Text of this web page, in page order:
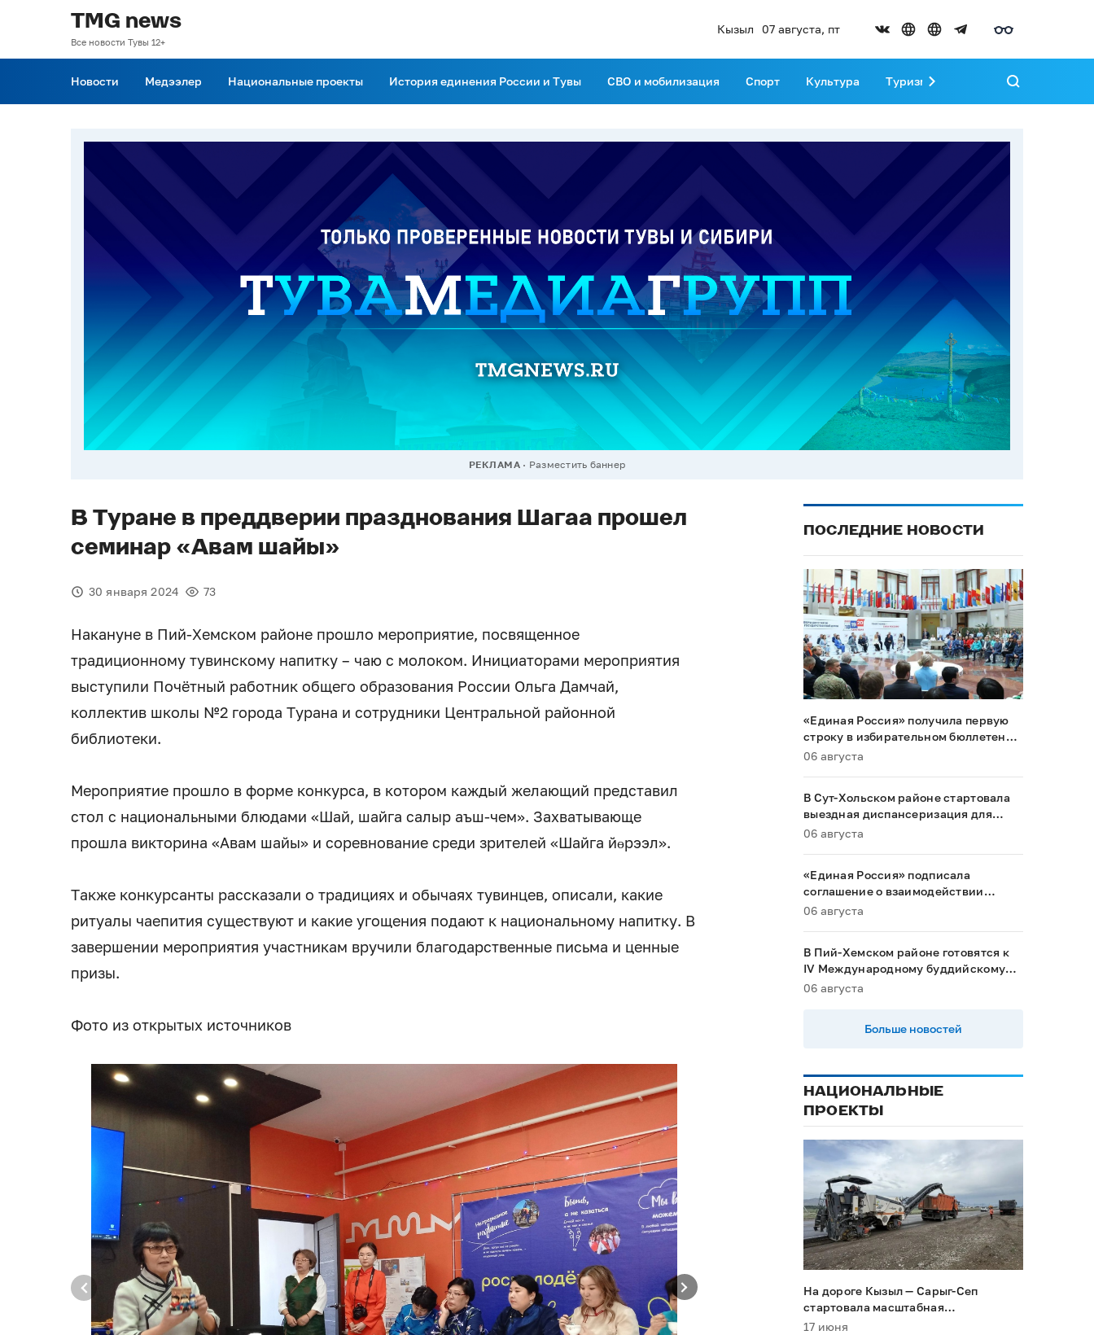
TMG news
Все новости Тувы 12+
Кызыл 07 августа, пт
Новости Медээлер Национальные проекты История единения России и Тувы СВО и мобилизация Спорт Культура Туризм Развитие Тувы
РЕКЛАМА Разместить баннер
В Туране в преддверии празднования Шагаа прошел
семинар «Авам шайы»
30 января 2024 73
Накануне в Пий-Хемском районе прошло мероприятие, посвященное
традиционному тувинскому напитку – чаю с молоком. Инициаторами мероприятия
выступили Почётный работник общего образования России Ольга Дамчай,
коллектив школы №2 города Турана и сотрудники Центральной районной
библиотеки.
Мероприятие прошло в форме конкурса, в котором каждый желающий представил
стол с национальными блюдами «Шай, шайга салыр аъш-чем». Захватывающе
прошла викторина «Авам шайы» и соревнование среди зрителей «Шайга йөрээл».
Также конкурсанты рассказали о традициях и обычаях тувинцев, описали, какие
ритуалы чаепития существуют и какие угощения подают к национальному напитку. В
завершении мероприятия участникам вручили благодарственные письма и ценные
призы.
Фото из открытых источников
ПОСЛЕДНИЕ НОВОСТИ
«Единая Россия» получила первую
строку в избирательном бюллетене
на выборах в Госдуму
06 августа
В Сут-Хольском районе стартовала
выездная диспансеризация для
маломобильных граждан
06 августа
«Единая Россия» подписала
соглашение о взаимодействии
между Общественной палатой РФ и
06 августа
В Пий-Хемском районе готовятся к
IV Международному буддийскому
форуму
06 августа
Больше новостей
НАЦИОНАЛЬНЫЕ
ПРОЕКТЫ
На дороге Кызыл — Сарыг-Сеп
стартовала масштабная
реконструкция
17 июня